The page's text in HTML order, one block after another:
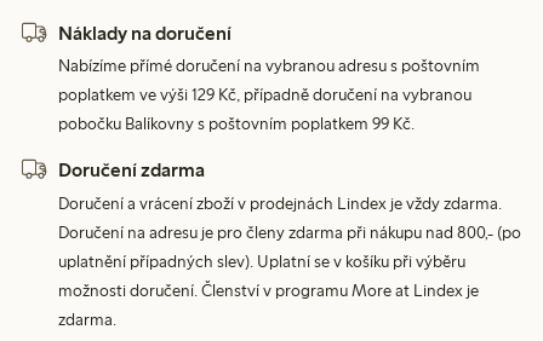
Náklady na doručení
Nabízíme přímé doručení na vybranou adresu s poštovním
poplatkem ve výši 129 Kč, případně doručení na vybranou
pobočku Balíkovny s poštovním poplatkem 99 Kč.
Doručení zdarma
Doručení a vrácení zboží v prodejnách Lindex je vždy zdarma.
Doručení na adresu je pro členy zdarma při nákupu nad 800,- (po
uplatnění případných slev). Uplatní se v košíku při výběru
možnosti doručení. Členství v programu More at Lindex je
zdarma.